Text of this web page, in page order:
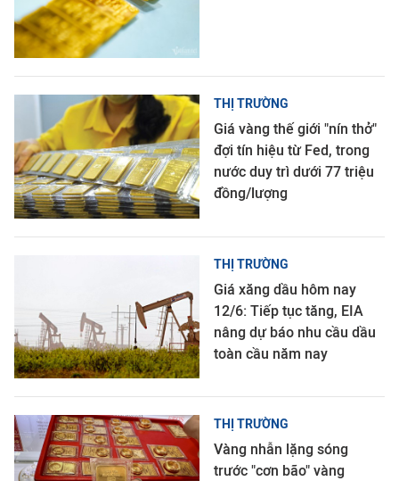
THỊ TRƯỜNG
Giá vàng thế giới "nín thở"
đợi tín hiệu từ Fed, trong
nước duy trì dưới 77 triệu
đồng/lượng
THỊ TRƯỜNG
Giá xăng dầu hôm nay
12/6: Tiếp tục tăng, EIA
nâng dự báo nhu cầu dầu
toàn cầu năm nay
THỊ TRƯỜNG
Vàng nhẫn lặng sóng
trước "cơn bão" vàng